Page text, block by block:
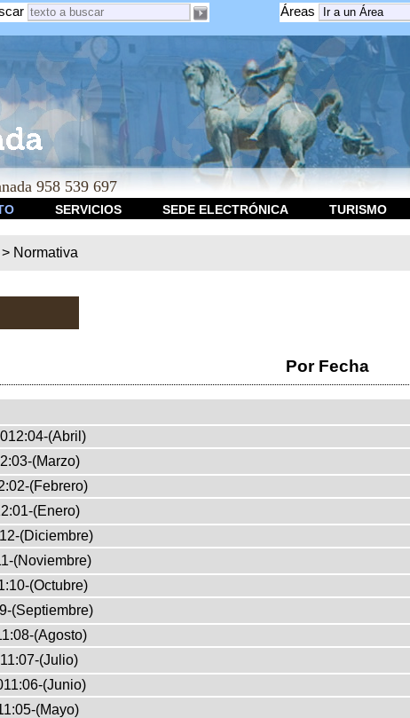
Áreas
958 539 697
SERVICIOS SEDE ELECTRÓNICA TURISMO
Normativa
Por Fecha
(Abril)
(Marzo)
(Febrero)
(Enero)
(Diciembre)
(Noviembre)
(Octubre)
(Septiembre)
(Agosto)
(Julio)
(Junio)
(Mayo)